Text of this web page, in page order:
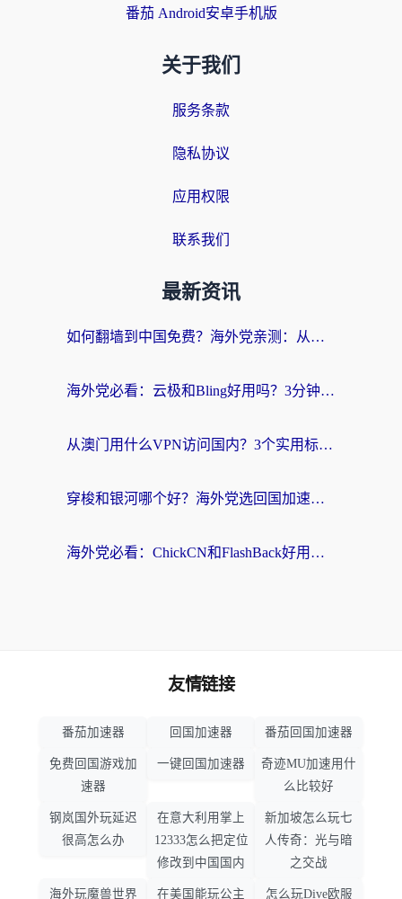
番茄 Android安卓手机版
关于我们
服务条款
隐私协议
应用权限
联系我们
最新资讯
如何翻墙到中国免费？海外党亲测：从踩坑到选对加速器的全攻略
海外党必看：云极和Bling好用吗？3分钟教你选对回国加速器
从澳门用什么VPN访问国内？3个实用标准帮你避开坑，无缝刷剧听歌
穿梭和银河哪个好？海外党选回国加速器的避坑指南，附番茄加速器实测体验
海外党必看：ChickCN和FlashBack好用吗？3招教你选对回国加速器（附云极、HomeCN、斧牛vs艾果对比）
友情链接
番茄加速器 回国加速器 番茄回国加速器
免费回国游戏加
速器
一键回国加速器
奇迹MU加速用什
么比较好
钢岚国外玩延迟
很高怎么办
在意大利用掌上
12333怎么把定位
修改到中国国内
新加坡怎么玩七
人传奇：光与暗
之交战
海外玩魔兽世界 在美国能玩公主 怎么玩Dive欧服